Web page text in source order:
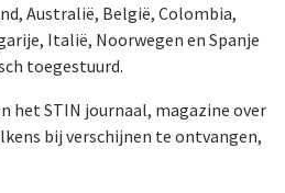
Australië, België, Colombia,
Italië, Noorwegen en Spanje
toegestuurd.
het STIN journaal, magazine over
bij verschijnen te ontvangen,